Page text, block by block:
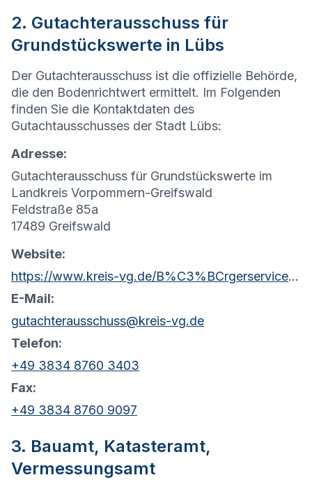
2. Gutachterausschuss für
Grundstückswerte in Lübs
Der Gutachterausschuss ist die offizielle Behörde,
die den Bodenrichtwert ermittelt. Im Folgenden
finden Sie die Kontaktdaten des
Gutachtausschusses der Stadt Lübs:
Adresse:
Gutachterausschuss für Grundstückswerte im
Landkreis Vorpommern-Greifswald
Feldstraße 85a
17489 Greifswald
Website:
https://www.kreis-vg.de/B%C3%BCrgerservice/Kataster-und-Vermessung/Gutachterausschuss/
E-Mail:
gutachterausschuss@kreis-vg.de
Telefon:
+49 3834 8760 3403
Fax:
+49 3834 8760 9097
3. Bauamt, Katasteramt,
Vermessungsamt